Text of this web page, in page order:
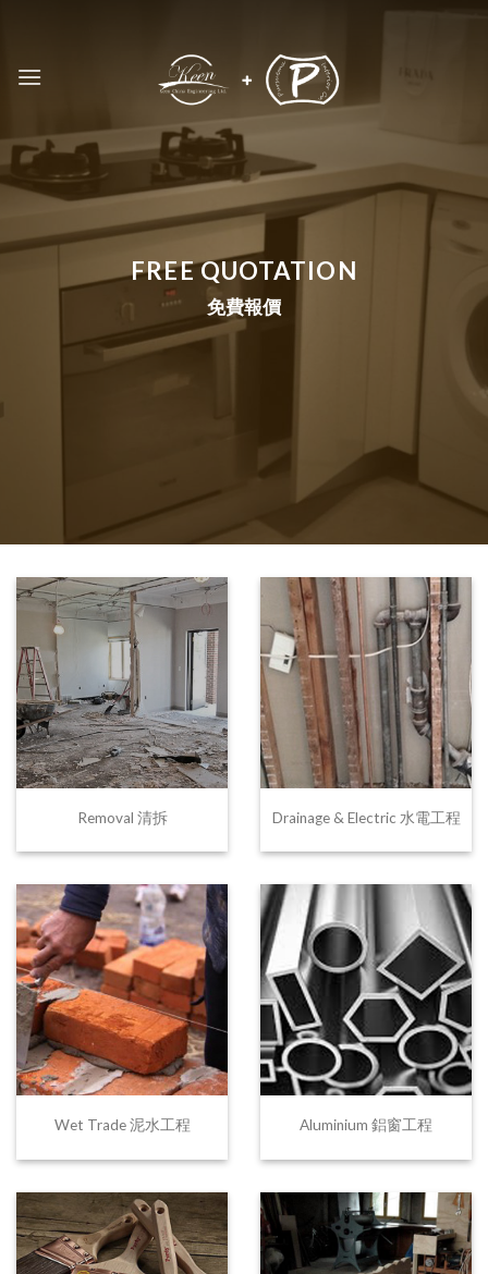
content
FREE QUOTATION
免費報價
Removal 清拆 Drainage & Electric 水電工程
Wet Trade 泥水工程 Aluminium 鋁窗工程